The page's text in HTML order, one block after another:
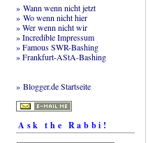
» Wann wenn nicht jetzt
» Wo wenn nicht hier
» Wer wenn nicht wir
» Incredible Impressum
» Famous SWR-Bashing
» Frankfurt-AStA-Bashing
» Blogger.de Startseite
Ask the Rabbi!